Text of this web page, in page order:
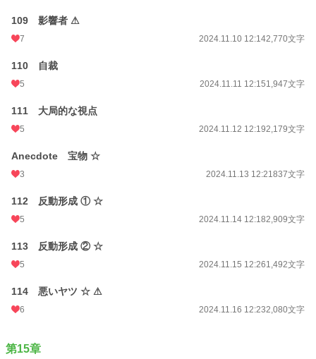
109 影響者 ⚠
7 2024.11.10 12:142,770文字
110 自裁
5 2024.11.11 12:151,947文字
111 大局的な視点
5 2024.11.12 12:192,179文字
Anecdote 宝物 ☆
3 2024.11.13 12:21837文字
112 反動形成 ① ☆
5 2024.11.14 12:182,909文字
113 反動形成 ② ☆
5 2024.11.15 12:261,492文字
114 悪いヤツ ☆ ⚠
6 2024.11.16 12:232,080文字
第15章